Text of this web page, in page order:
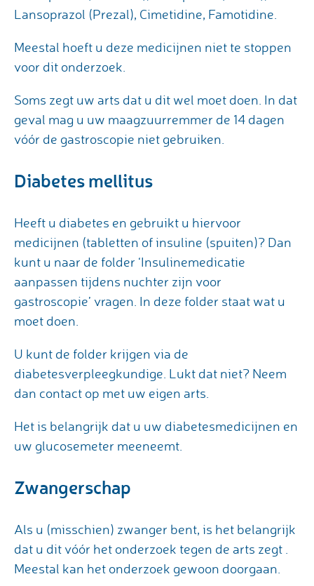
Lansoprazol (Prezal), Cimetidine, Famotidine.
Meestal hoeft u deze medicijnen niet te stoppen
voor dit onderzoek.
Soms zegt uw arts dat u dit wel moet doen. In dat
geval mag u uw maagzuurremmer de 14 dagen
vóór de gastroscopie niet gebruiken.
Diabetes mellitus
Heeft u diabetes en gebruikt u hiervoor
medicijnen (tabletten of insuline (spuiten)? Dan
kunt u naar de folder ‘Insulinemedicatie
aanpassen tijdens nuchter zijn voor
gastroscopie’ vragen. In deze folder staat wat u
moet doen.
U kunt de folder krijgen via de
diabetesverpleegkundige. Lukt dat niet? Neem
dan contact op met uw eigen arts.
Het is belangrijk dat u uw diabetesmedicijnen en
uw glucosemeter meeneemt.
Zwangerschap
Als u (misschien) zwanger bent, is het belangrijk
dat u dit vóór het onderzoek tegen de arts zegt .
Meestal kan het onderzoek gewoon doorgaan.